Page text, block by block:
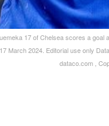
17 of Chelsea scores a goal
March 2024. Editorial use only
dataco.com ,